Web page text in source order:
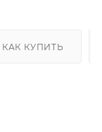
КАК КУПИТЬ